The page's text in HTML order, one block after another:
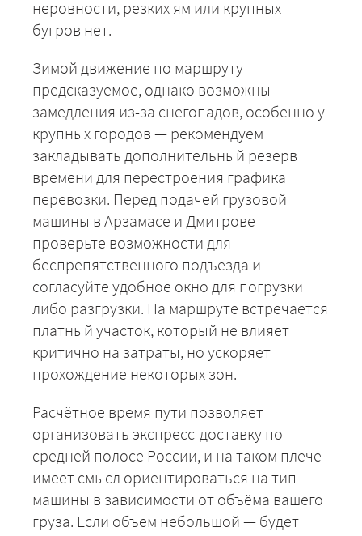
неровности, резких ям или крупных
бугров нет.
Зимой движение по маршруту
предсказуемое, однако возможны
замедления из-за снегопадов, особенно у
крупных городов — рекомендуем
закладывать дополнительный резерв
времени для перестроения графика
перевозки. Перед подачей грузовой
машины в Арзамасе и Дмитрове
проверьте возможности для
беспрепятственного подъезда и
согласуйте удобное окно для погрузки
либо разгрузки. На маршруте встречается
платный участок, который не влияет
критично на затраты, но ускоряет
прохождение некоторых зон.
Расчётное время пути позволяет
организовать экспресс-доставку по
средней полосе России, и на таком плече
имеет смысл ориентироваться на тип
машины в зависимости от объёма вашего
груза. Если объём небольшой — будет